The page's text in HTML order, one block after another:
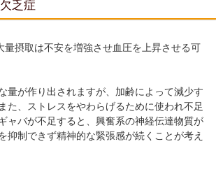
乏症
量摂取は不安を増強させ血圧を上昇させる可
量が作り出されますが、加齢によって減少す
た、ストレスをやわらげるために使われ不足
ャバが不足すると、興奮系の神経伝達物質が
抑制できず精神的な緊張感が続くことが考え